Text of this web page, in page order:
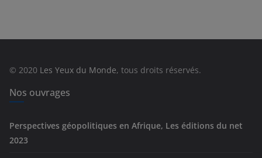
e
s
© 2020 Les Yeux du Monde, tous droits réservés.
Nos ouvrages
Perspectives géopolitiques en Afrique, Les éditions du net
2023